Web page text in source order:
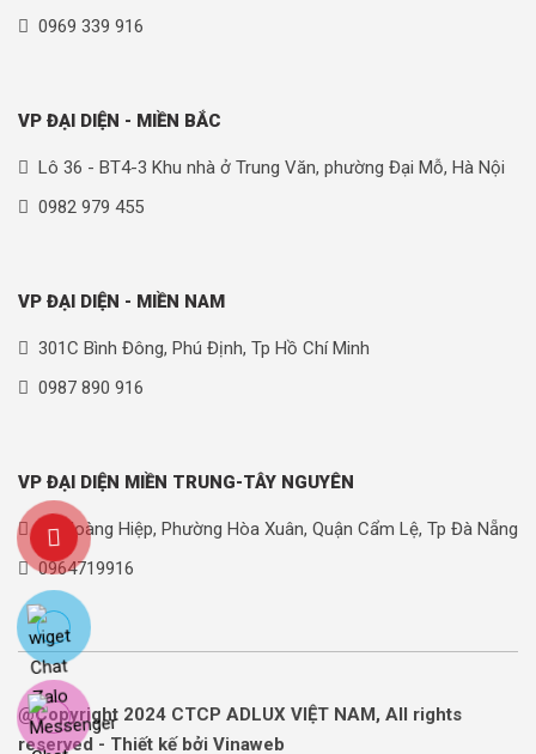
0969 339 916
VP ĐẠI DIỆN - MIỀN BẮC
Lô 36 - BT4-3 Khu nhà ở Trung Văn, phường Đại Mỗ, Hà Nội
0982 979 455
VP ĐẠI DIỆN - MIỀN NAM
301C Bình Đông, Phú Định, Tp Hồ Chí Minh
0987 890 916
VP ĐẠI DIỆN MIỀN TRUNG-TÂY NGUYÊN
90 Hoàng Hiệp, Phường Hòa Xuân, Quận Cẩm Lệ, Tp Đà Nẵng
0964719916
@Copyright 2024 CTCP ADLUX VIỆT NAM, All rights
reserved - Thiết kế bởi Vinaweb